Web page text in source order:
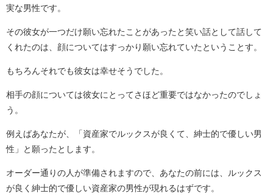
実な男性です。
その彼女が一つだけ願い忘れたことがあったと笑い話として話して
くれたのは、顔についてはすっかり願い忘れていたということす。
もちろんそれでも彼女は幸せそうでした。
相手の顔については彼女にとってさほど重要ではなかったのでしょ
う。
例えばあなたが、「資産家でルックスが良くて、紳士的で優しい男
性」と願ったとします。
オーダー通りの人が準備されますので、あなたの前には、ルックス
が良く紳士的で優しい資産家の男性が現れるはずです。